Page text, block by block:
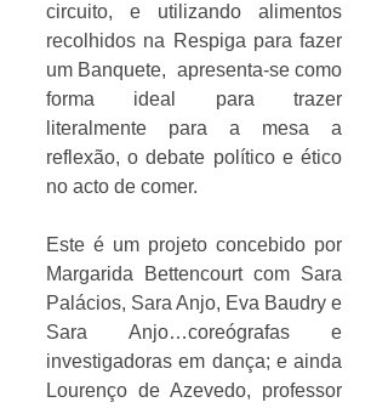
circuito, e utilizando alimentos
recolhidos na Respiga para fazer
um Banquete,  apresenta-se como
forma ideal para trazer
literalmente para a mesa a
reflexão, o debate político e ético
no acto de comer.
Este é um projeto concebido por
Margarida Bettencourt com Sara
Palácios, Sara Anjo, Eva Baudry e
Sara Anjo…coreógrafas e
investigadoras em dança; e ainda
Lourenço de Azevedo, professor